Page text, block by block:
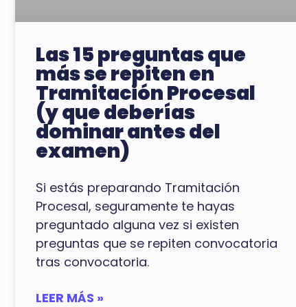
Las 15 preguntas que
más se repiten en
Tramitación Procesal
(y que deberías
dominar antes del
examen)
Si estás preparando Tramitación
Procesal, seguramente te hayas
preguntado alguna vez si existen
preguntas que se repiten convocatoria
tras convocatoria.
LEER MÁS »